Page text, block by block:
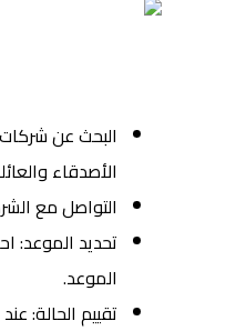
البحث عن
الأصدقاء
التواصل مع
تحديد الموعد:
الموعد.
تقييم الحالة: